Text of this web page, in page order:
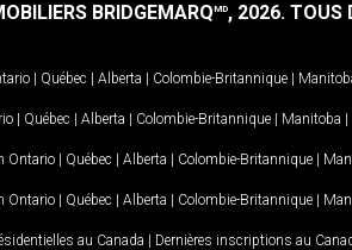
BRIDGEMARQMD, 2026. TOUS
| Québec | Alberta | Colombie-Britannique |
| Québec | Alberta | Colombie-Britannique | Manitoba |
Ontario | Québec | Alberta | Colombie-Britannique |
Ontario | Québec | Alberta | Colombie-Britannique |
au Canada | Dernières inscriptions au